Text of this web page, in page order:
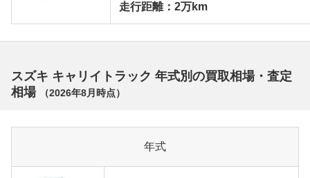
走行距離：2万km
スズキ キャリイトラック 年式別の買取相場・査定
相場
（2026年8月 時点）
年式